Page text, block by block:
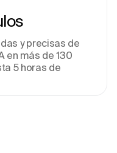
y precisas de
en más de 130
5 horas de